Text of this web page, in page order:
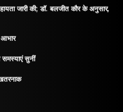
जारी की; डॉ. बलजीत कौर के अनुसार,
आभार
समस्याएं सुनीं